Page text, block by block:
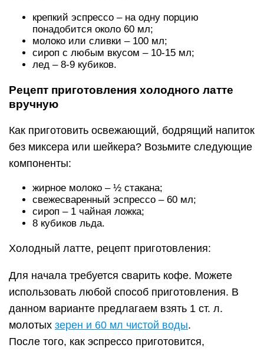
крепкий эспрессо – на одну порцию
понадобится около 60 мл;
молоко или сливки – 100 мл;
сироп с любым вкусом – 10-15 мл;
лед – 8-9 кубиков.
Рецепт приготовления холодного латте
вручную
Как приготовить освежающий, бодрящий напиток
без миксера или шейкера? Возьмите следующие
компоненты:
жирное молоко – ½ стакана;
свежесваренный эспрессо – 60 мл;
сироп – 1 чайная ложка;
8 кубиков льда.
Холодный латте, рецепт приготовления:
Для начала требуется сварить кофе. Можете
использовать любой способ приготовления. В
данном варианте предлагаем взять 1 ст. л.
молотых зерен и 60 мл чистой воды.
После того, как эспрессо приготовится,